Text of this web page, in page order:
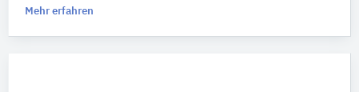
Mehr erfahren